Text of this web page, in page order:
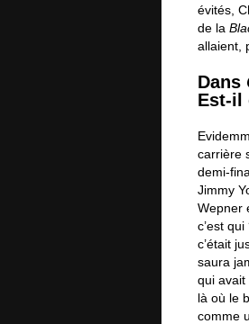
évités,
de la
allaient,
Dans
Est-il
carrière
demi-
Jimmy
Wepner
c’est
c’était
saura
qui avait
là où le
comme